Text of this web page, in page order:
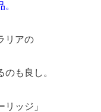
リアの
も良し。
ッジ」